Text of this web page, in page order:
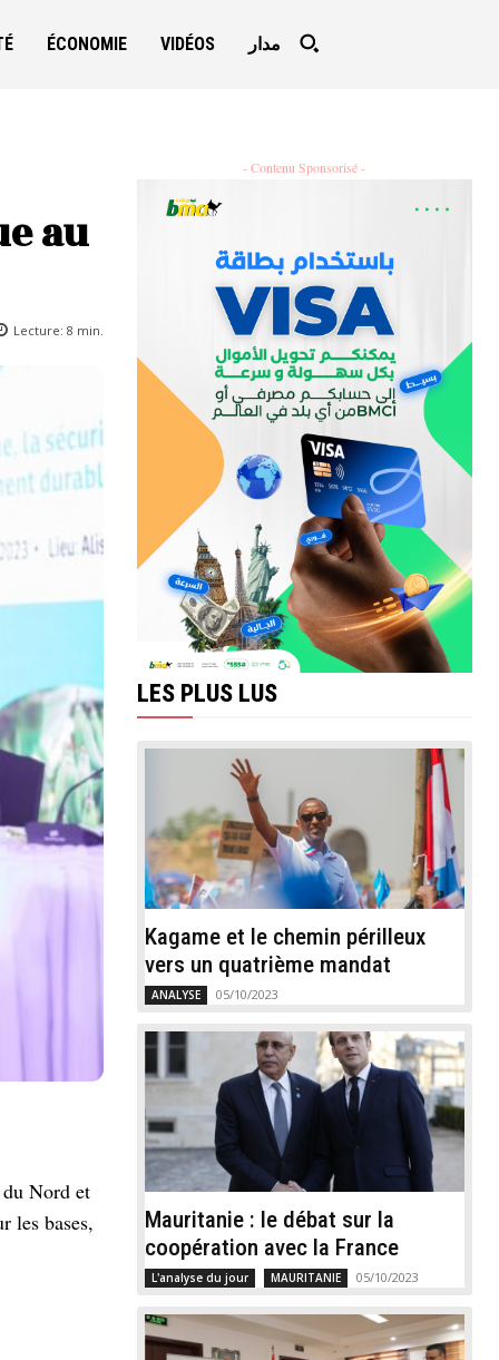
ÉCONOMIE VIDÉOS مدار
au
Lecture: 8 min.
Nord et
les bases,
- Contenu Sponsorisé -
LES PLUS LUS
Kagame et le chemin périlleux
vers un quatrième mandat
ANALYSE 05/10/2023
Mauritanie : le débat sur la
coopération avec la France
L'analyse du jour MAURITANIE 05/10/2023